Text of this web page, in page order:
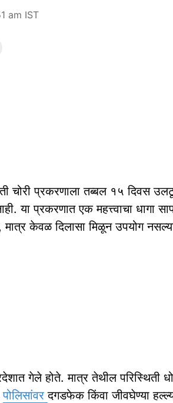
am IST
चोरी प्रकरणाला तब्बल १५ दिवस
या प्रकरणात एक महत्त्वाचा धागा
मात्र केवळ दिलासा मिळून उपयोग
गेले होते. मात्र तेथील परिस्थिती
पोलिसांवरदगडफेक किंवा जीवघेण्या